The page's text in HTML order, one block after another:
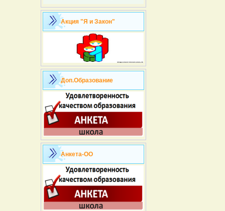
Акция "Я и Закон"
Доп.Образование
Анкета-ОО